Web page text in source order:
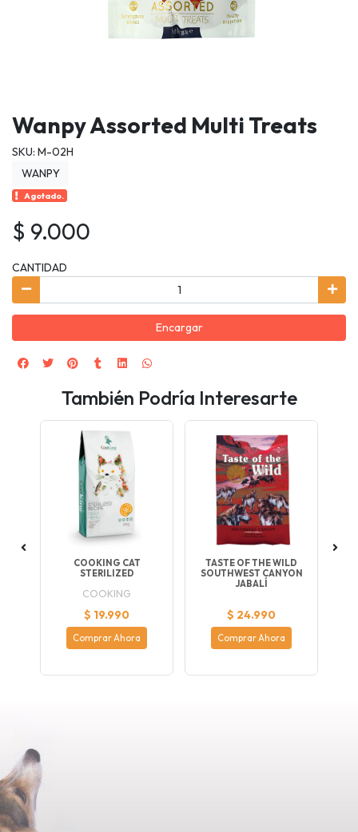
Wanpy Assorted Multi Treats
SKU: M-02H
WANPY
Agotado.
$ 9.000
CANTIDAD
Encargar
También Podría Interesarte
COOKING CAT
STERILIZED
COOKING
$ 19.990
Comprar Ahora
TASTE OF THE WILD
SOUTHWEST CANYON
JABALÍ
$ 24.990
Comprar Ahora